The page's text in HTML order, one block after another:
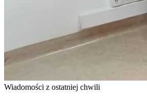
Wiadomości z ostatniej chwili